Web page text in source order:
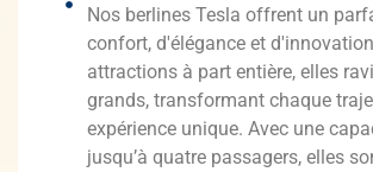
Nos berlines Tesla offrent un
confort, d'élégance et
attractions à part entière, elles
grands, transformant chaque
expérience unique. Avec une
jusqu’à quatre passagers, elles